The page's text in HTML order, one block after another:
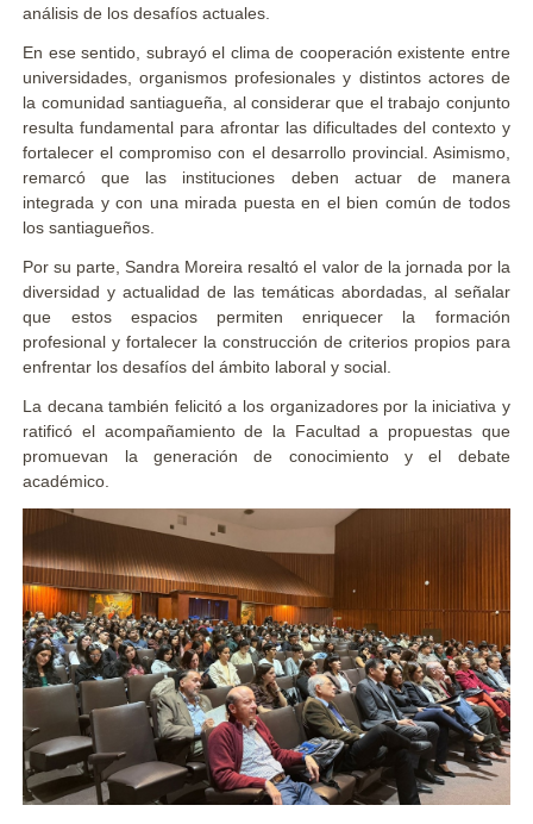
análisis de los desafíos actuales.
En ese sentido, subrayó el clima de cooperación existente entre
universidades, organismos profesionales y distintos actores de
la comunidad santiagueña, al considerar que el trabajo conjunto
resulta fundamental para afrontar las dificultades del contexto y
fortalecer el compromiso con el desarrollo provincial. Asimismo,
remarcó que las instituciones deben actuar de manera
integrada y con una mirada puesta en el bien común de todos
los santiagueños.
Por su parte, Sandra Moreira resaltó el valor de la jornada por la
diversidad y actualidad de las temáticas abordadas, al señalar
que estos espacios permiten enriquecer la formación
profesional y fortalecer la construcción de criterios propios para
enfrentar los desafíos del ámbito laboral y social.
La decana también felicitó a los organizadores por la iniciativa y
ratificó el acompañamiento de la Facultad a propuestas que
promuevan la generación de conocimiento y el debate
académico.